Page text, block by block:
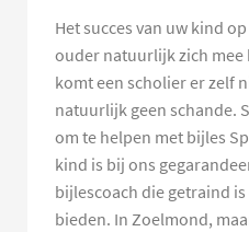
Het succes van uw kind
ouder natuurlijk zich mee
komt een scholier er zelf
natuurlijk geen schande.
om te helpen met bijles
kind is bij ons
bijlescoach die getraind
bieden. In Zoelmond,